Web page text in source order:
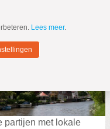
MENU
partijen met lokale
Lees meer.